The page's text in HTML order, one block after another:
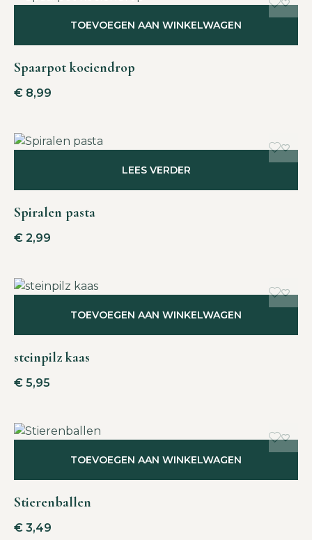
Spaarpot koeiendrop
€ 8,99
TOEVOEGEN AAN WINKELWAGEN
Spiralen pasta
€ 2,99
LEES VERDER
steinpilz kaas
€ 5,95
TOEVOEGEN AAN WINKELWAGEN
Stierenballen
€ 3,49
TOEVOEGEN AAN WINKELWAGEN